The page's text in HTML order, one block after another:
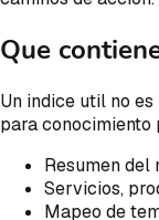
Que
Un indice util no
para conocimiento
Resumen del
Servicios,
Mapeo de